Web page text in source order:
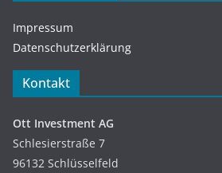
Impressum
Datenschutzerklärung
Kontakt
Ott Investment AG
Schlesierstraße 7
96132 Schlüsselfeld